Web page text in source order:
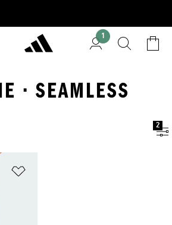
1
· SEAMLESS
2